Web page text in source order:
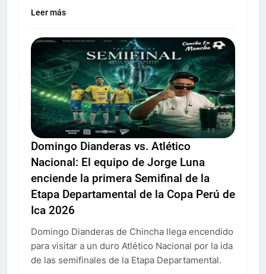
Leer más
Domingo Dianderas vs. Atlético
Nacional: El equipo de Jorge Luna
enciende la primera Semifinal de la
Etapa Departamental de la Copa Perú de
Ica 2026
Domingo Dianderas de Chincha llega encendido
para visitar a un duro Atlético Nacional por la ida
de las semifinales de la Etapa Departamental.